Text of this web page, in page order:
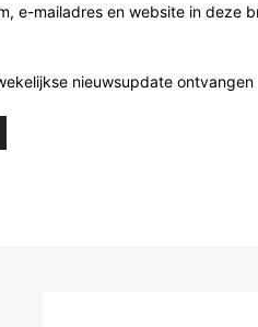
e-mailadres en website in deze
nieuwsupdate ontvangen